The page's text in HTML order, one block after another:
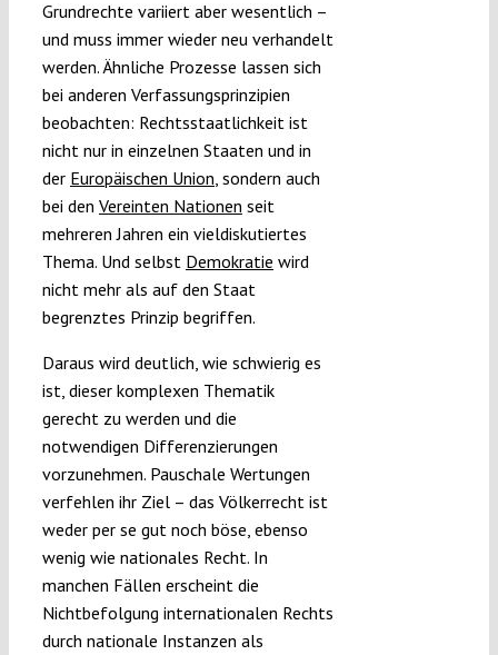
Grundrechte variiert aber wesentlich –
und muss immer wieder neu verhandelt
werden. Ähnliche Prozesse lassen sich
bei anderen Verfassungsprinzipien
beobachten: Rechtsstaatlichkeit ist
nicht nur in einzelnen Staaten und in
der Europäischen Union , sondern auch
bei den Vereinten Nationen seit
mehreren Jahren ein vieldiskutiertes
Thema. Und selbst Demokratie wird
nicht mehr als auf den Staat
begrenztes Prinzip begriffen.
Daraus wird deutlich, wie schwierig es
ist, dieser komplexen Thematik
gerecht zu werden und die
notwendigen Differenzierungen
vorzunehmen. Pauschale Wertungen
verfehlen ihr Ziel – das Völkerrecht ist
weder per se gut noch böse, ebenso
wenig wie nationales Recht. In
manchen Fällen erscheint die
Nichtbefolgung internationalen Rechts
durch nationale Instanzen als